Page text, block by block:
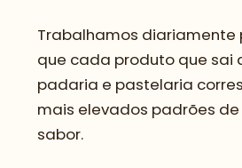
Trabalhamos
que cada produto que sai
padaria e pastelaria
mais elevados padrões
sabor.